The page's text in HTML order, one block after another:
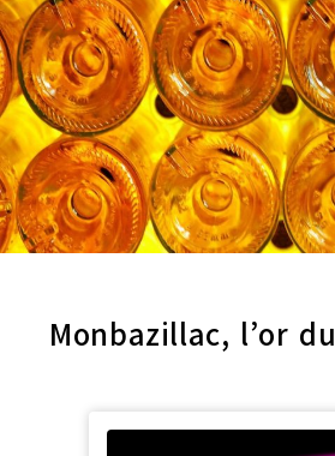
Monbazillac, l’or